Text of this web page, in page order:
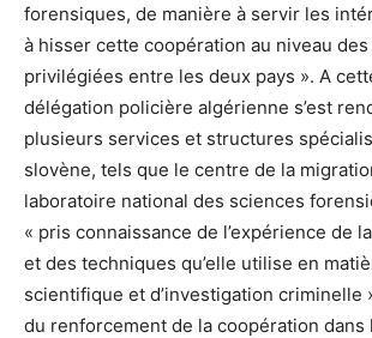
forensiques, de manière à servir les
à hisser cette coopération au niveau
privilégiées entre les deux pays ». A
délégation policière algérienne s’est
plusieurs services et structures
slovène, tels que le centre de la
laboratoire national des sciences
« pris connaissance de l’expérience de
et des techniques qu’elle utilise en
scientifique et d’investigation criminelle
du renforcement de la coopération dans